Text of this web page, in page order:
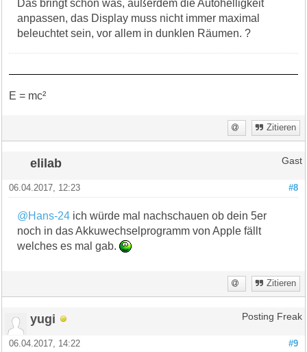
Das bringt schon was, außerdem die Autohelligkeit
anpassen, das Display muss nicht immer maximal
beleuchtet sein, vor allem in dunklen Räumen. ?
E = mc²
Zitieren
elilab Gast
#8
06.04.2017, 12:23
@Hans-24 ich würde mal nachschauen ob dein 5er
noch in das Akkuwechselprogramm von Apple fällt
welches es mal gab.
Zitieren
yugi Posting Freak
#9
06.04.2017, 14:22